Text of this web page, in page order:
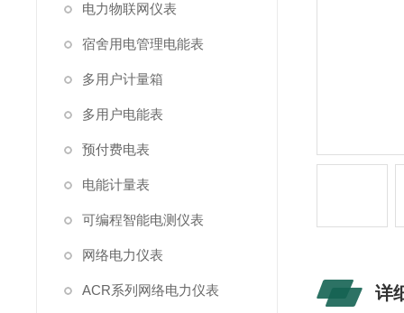
电力物联网仪表
宿舍用电管理电能表
多用户计量箱
多用户电能表
预付费电表
电能计量表
可编程智能电测仪表
网络电力仪表
ACR系列网络电力仪表 详